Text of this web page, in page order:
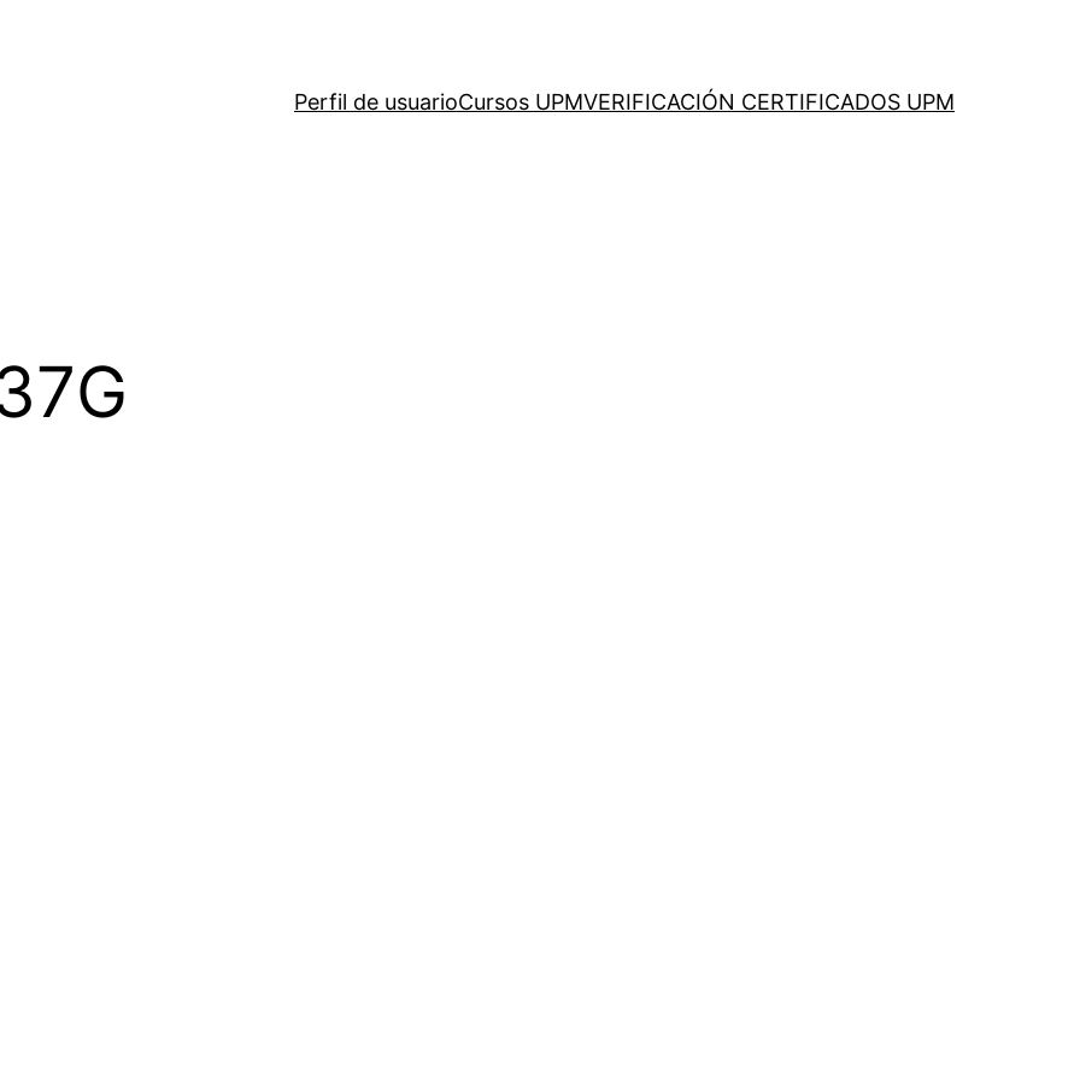
Perfil de usuarioCursos UPMVERIFICACIÓN CERTIFICADOS UPM